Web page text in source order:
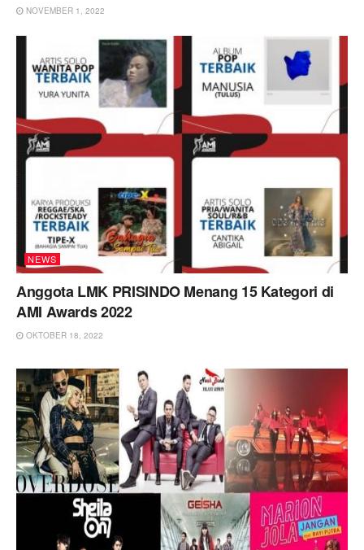
NOVEMBER 1, 2022
NEWS
Anggota LMK PRISINDO Menang 15 Kategori di
AMI Awards 2022
OKTOBER 18, 2022